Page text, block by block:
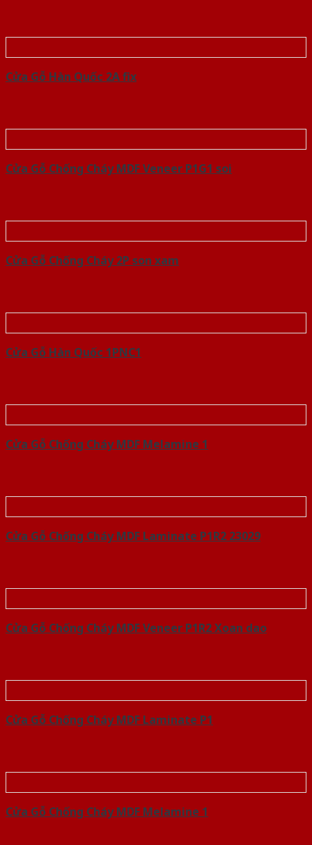
Cửa Gỗ Hàn Quốc 2A fix
Cửa Gỗ Chống Cháy MDF Veneer P1G1 soi
Cửa Gỗ Chống Cháy 2P son xam
Cửa Gỗ Hàn Quốc 1PNC1
Cửa Gỗ Chống Cháy MDF Melamine 1
Cửa Gỗ Chống Cháy MDF Laminate P1R2 23029
Cửa Gỗ Chống Cháy MDF Veneer P1R2 Xoan dao
Cửa Gỗ Chống Cháy MDF Laminate P1
Cửa Gỗ Chống Cháy MDF Melamine 1